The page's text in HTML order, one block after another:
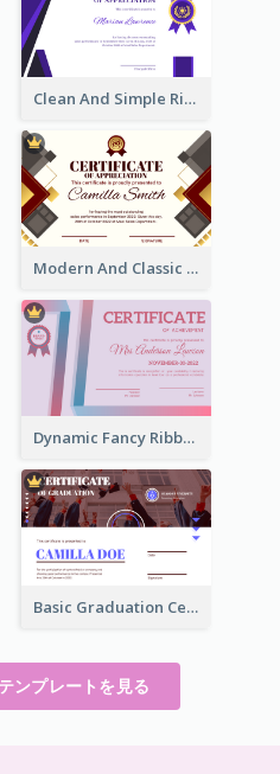
Clean And Simple Ribbon Certificate Design Ideas
Modern And Classic Art Deco Certificate Design Ideas
Dynamic Fancy Ribbon Certificate Design Ideas
Basic Graduation Certificate With Campus Photo Design
ンプレートを見る